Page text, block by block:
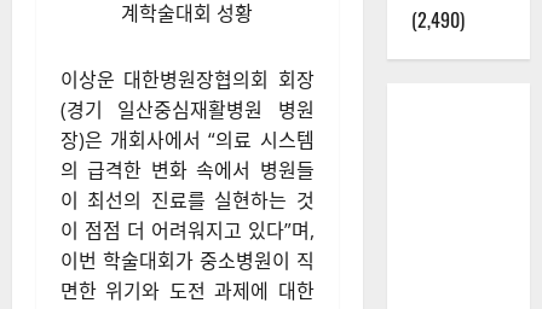
이상운 대한병원장협의회 회장
(경기 일산중심재활병원 병원
장)은 개회사에서 “의료 시스템
의 급격한 변화 속에서 병원들
이 최선의 진료를 실현하는 것
이 점점 더 어려워지고 있다”며,
이번 학술대회가 중소병원이 직
면한 위기와 도전 과제에 대한
(2,490)